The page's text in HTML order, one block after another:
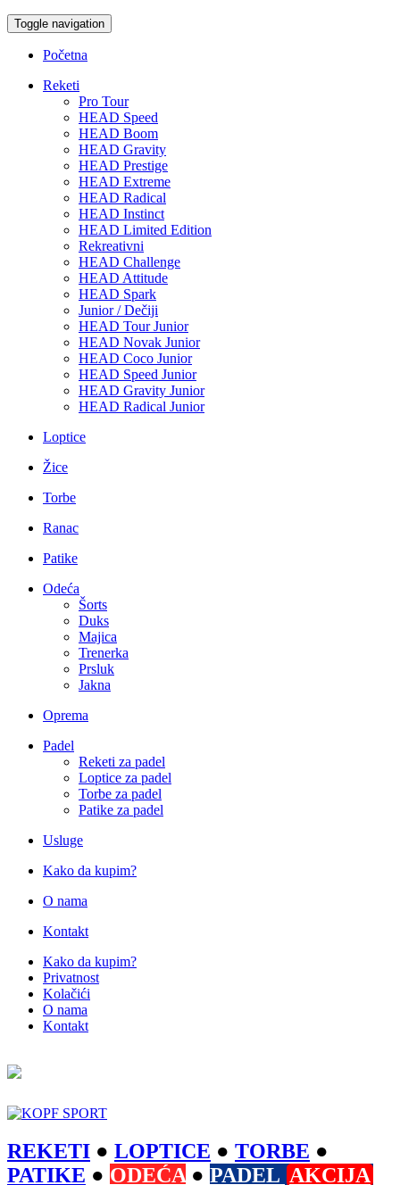
Toggle navigation
Početna
Reketi
Pro Tour
HEAD Speed
HEAD Boom
HEAD Gravity
HEAD Prestige
HEAD Extreme
HEAD Radical
HEAD Instinct
HEAD Limited Edition
Rekreativni
HEAD Challenge
HEAD Attitude
HEAD Spark
Junior / Dečiji
HEAD Tour Junior
HEAD Novak Junior
HEAD Coco Junior
HEAD Speed Junior
HEAD Gravity Junior
HEAD Radical Junior
Loptice
Žice
Torbe
Ranac
Patike
Odeća
Šorts
Duks
Majica
Trenerka
Prsluk
Jakna
Oprema
Padel
Reketi za padel
Loptice za padel
Torbe za padel
Patike za padel
Usluge
Kako da kupim?
O nama
Kontakt
Kako da kupim?
Privatnost
Kolačići
O nama
Kontakt
REKETI ● LOPTICE ● TORBE ●
PATIKE ● ODEĆA ● PADEL AKCIJA